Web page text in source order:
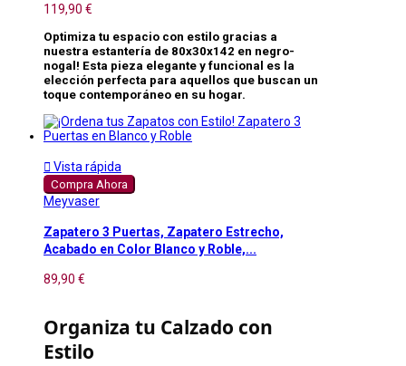
119,90 €
Optimiza tu espacio con estilo gracias a
nuestra estantería de 80x30x142 en negro-
nogal! Esta pieza elegante y funcional es la
elección perfecta para aquellos que buscan un
toque contemporáneo en su hogar.
 Vista rápida
Compra Ahora
Meyvaser
Zapatero 3 Puertas, Zapatero Estrecho,
Acabado en Color Blanco y Roble,...
89,90 €
Organiza tu Calzado con
Estilo